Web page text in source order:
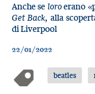
Anche se loroerano
Get Back, alla
di Liverpool
22/01/2022
beatles